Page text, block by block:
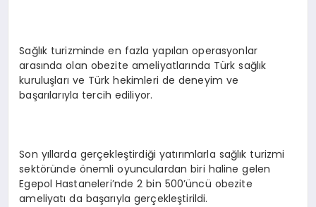
Sağlık turizminde en fazla yapılan operasyonlar
arasında olan obezite ameliyatlarında Türk sağlık
kuruluşları ve Türk hekimleri de deneyim ve
başarılarıyla tercih ediliyor.
Son yıllarda gerçekleştirdiği yatırımlarla sağlık turizmi
sektöründe önemli oyunculardan biri haline gelen
Egepol Hastaneleri’nde 2 bin 500’üncü obezite
ameliyatı da başarıyla gerçekleştirildi.